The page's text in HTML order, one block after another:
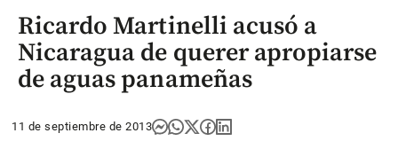
Ricardo Martinelli acusó a
Nicaragua de querer apropiarse
de aguas panameñas
11 de septiembre de 2013